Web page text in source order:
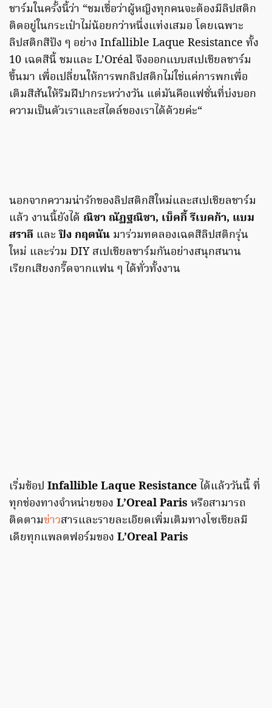
ชาร์มในครั้งนี้ว่า “ชมเชื่อว่าผู้หญิงทุกคนจะต้องมีลิปสติก
ติดอยู่ในกระเป๋าไม่น้อยกว่าหนึ่งแท่งเสมอ โดยเฉพาะ
ลิปสติกสีปัง ๆ อย่าง Infallible Laque Resistance ทั้ง
10 เฉดสีนี้ ชมและ L’Oréal จึงออกแบบสเปเชียลชาร์ม
ขึ้นมา เพื่อเปลี่ยนให้การพกลิปสติกไม่ใช่แค่การพกเพื่อ
เติมสีสันให้ริมฝีปากระหว่างวัน แต่มันคือแฟชั่นที่บ่งบอก
ความเป็นตัวเราและสไตล์ของเราได้ด้วยค่ะ“
นอกจากความน่ารักของลิปสติกสีใหม่และสเปเชียลชาร์ม
แล้ว งานนี้ยังได้ ณิชา ณัฏฐณิชา, เบ็คกี้ รีเบคก้า, แบม
สราลี และปิง กฤตนัน มาร่วมทดลองเฉดสีลิปสติกรุ่น
ใหม่ และร่วม DIY สเปเชียลชาร์มกันอย่างสนุกสนาน
เรียกเสียงกรี๊ดจากแฟน ๆ ได้ทั่วทั้งงาน
เริ่มช้อป Infallible Laque Resistance ได้แล้ววันนี้ ที่
ทุกช่องทางจำหน่ายของ L’Oreal Paris หรือสามารถ
ติดตามข่าวสารและรายละเอียดเพิ่มเติมทางโซเชียลมี
เดียทุกแพลตฟอร์มของ L’Oreal Paris